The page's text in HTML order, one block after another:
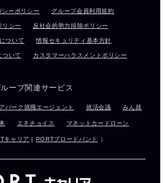
シーポリシー グループ会員利用規約
リシー 反社会的勢力排除ポリシー
ついて 情報セキュリティ基本方針
ついて カスタマーハラスメントポリシー